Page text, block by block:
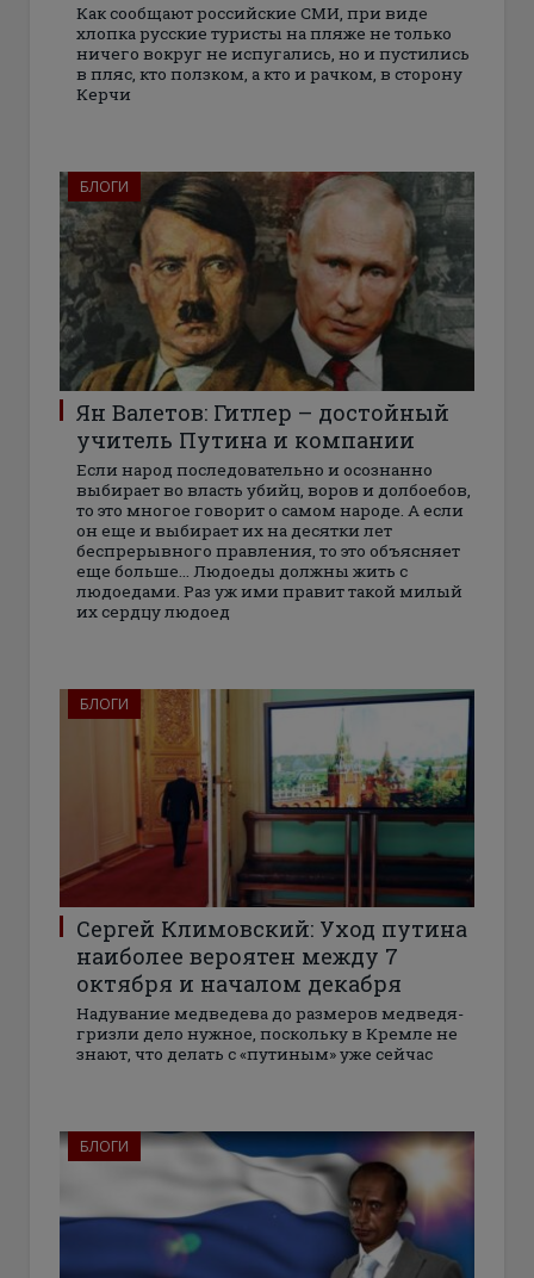
Как сообщают российские СМИ, при виде
хлопка русские туристы на пляже не только
ничего вокруг не испугались, но и пустились
в пляс, кто ползком, а кто и рачком, в сторону
Керчи
БЛОГИ
Ян Валетов: Гитлер – достойный
учитель Путина и компании
Если народ последовательно и осознанно
выбирает во власть убийц, воров и долбоебов,
то это многое говорит о самом народе. А если
он еще и выбирает их на десятки лет
беспрерывного правления, то это объясняет
еще больше… Людоеды должны жить с
людоедами. Раз уж ими правит такой милый
их сердцу людоед
БЛОГИ
Сергей Климовский: Уход путина
наиболее вероятен между 7
октября и началом декабря
Надувание медведева до размеров медведя-
гризли дело нужное, поскольку в Кремле не
знают, что делать с «путиным» уже сейчас
БЛОГИ